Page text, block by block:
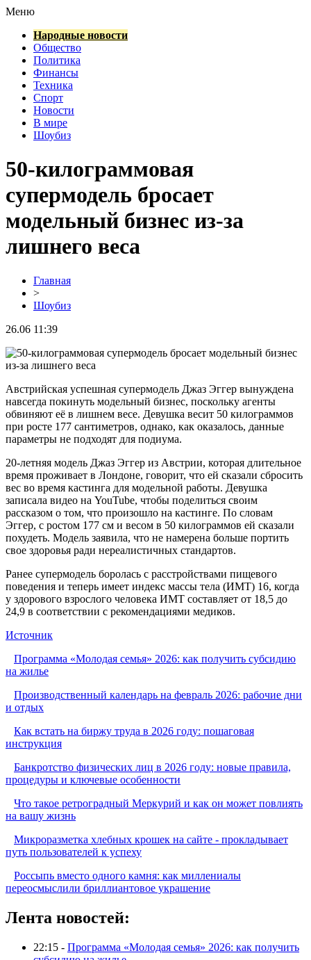
Меню
Народные новости
Общество
Политика
Финансы
Техника
Спорт
Новости
В мире
Шоубиз
50-килограммовая
супермодель бросает
модельный бизнес из-за
лишнего веса
Главная
>
Шоубиз
26.06 11:39
Австрийская успешная супермодель Джаз Эггер вынуждена
навсегда покинуть модельный бизнес, поскольку агенты
обвиняют её в лишнем весе. Девушка весит 50 килограммов
при росте 177 сантиметров, однако, как оказалось, данные
параметры не подходят для подиума.
20-летняя модель Джаз Эггер из Австрии, которая длительное
время проживает в Лондоне, говорит, что ей сказали сбросить
вес во время кастинга для модельной работы. Девушка
записала видео на YouTube, чтобы поделиться своим
рассказом о том, что произошло на кастинге. По словам
Эггер, с ростом 177 см и весом в 50 килограммов ей сказали
похудеть. Модель заявила, что не намерена больше портить
свое здоровья ради нереалистичных стандартов.
Ранее супермодель боролась с расстройствами пищевого
поведения и теперь имеет индекс массы тела (ИМТ) 16, когда
у здорового взрослого человека ИМТ составляет от 18,5 до
24,9 в соответствии с рекомендациями медиков.
Источник
Программа «Молодая семья» 2026: как получить субсидию
на жилье
Производственный календарь на февраль 2026: рабочие дни
и отдых
Как встать на биржу труда в 2026 году: пошаговая
инструкция
Банкротство физических лиц в 2026 году: новые правила,
процедуры и ключевые особенности
Что такое ретроградный Меркурий и как он может повлиять
на вашу жизнь
Микроразметка хлебных крошек на сайте - прокладывает
путь пользователей к успеху
Россыпь вместо одного камня: как миллениалы
переосмыслили бриллиантовое украшение
Лента новостей:
22:15 - Программа «Молодая семья» 2026: как получить